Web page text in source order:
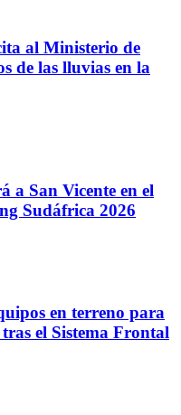
al Ministerio de
de las lluvias en la
a San Vicente en el
Sudáfrica 2026
en terreno para
el Sistema Frontal